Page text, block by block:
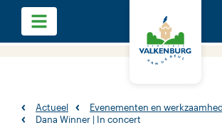
Actueel
Evenementen en
Dana Winner | In concert